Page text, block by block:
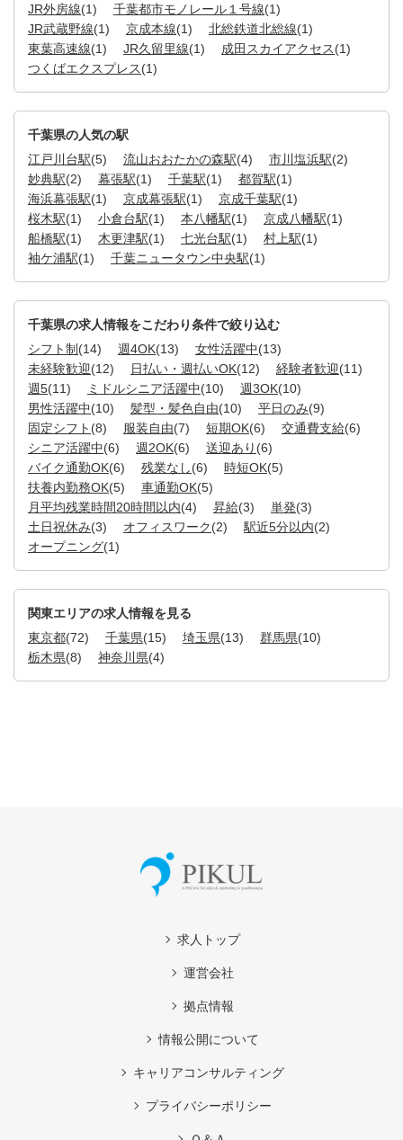
JR外房線(1) 千葉都市モノレール１号線(1)
JR武蔵野線(1) 京成本線(1) 北総鉄道北総線(1)
東葉高速線(1) JR久留里線(1) 成田スカイアクセス(1)
つくばエクスプレス(1)
千葉県の人気の駅
江戸川台駅(5) 流山おおたかの森駅(4) 市川塩浜駅(2)
妙典駅(2) 幕張駅(1) 千葉駅(1) 都賀駅(1)
海浜幕張駅(1) 京成幕張駅(1) 京成千葉駅(1)
桜木駅(1) 小倉台駅(1) 本八幡駅(1) 京成八幡駅(1)
船橋駅(1) 木更津駅(1) 七光台駅(1) 村上駅(1)
袖ケ浦駅(1) 千葉ニュータウン中央駅(1)
千葉県の求人情報をこだわり条件で絞り込む
シフト制 (14) 週4OK(13) 女性活躍中(13)
未経験歓迎(12) 日払い・週払いOK(12) 経験者歓迎(11)
週5(11) ミドルシニア活躍中(10) 週3OK(10)
男性活躍中(10) 髪型・髪色自由(10) 平日のみ(9)
固定シフト (8) 服装自由(7) 短期OK(6) 交通費支給(6)
シニア活躍中(6) 週2OK(6) 送迎あり (6)
バイク通勤OK(6) 残業なし(6) 時短OK(5)
扶養内勤務OK(5) 車通勤OK(5)
月平均残業時間20時間以内(4) 昇給(3) 単発(3)
土日祝休み(3) オフィスワーク(2) 駅近5分以内(2)
オープニング(1)
関東エリアの求人情報を見る
東京都(72) 千葉県(15) 埼玉県(13) 群馬県(10)
栃木県(8) 神奈川県(4)
求人トップ
運営会社
拠点情報
情報公開について
キャリアコンサルティング
プライバシーポリシー